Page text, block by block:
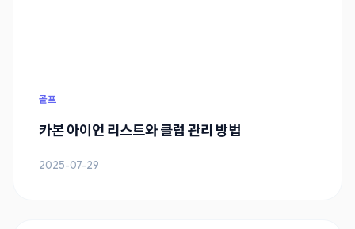
골프
카본 아이언 리스트와 클럽 관리 방법
2025-07-29